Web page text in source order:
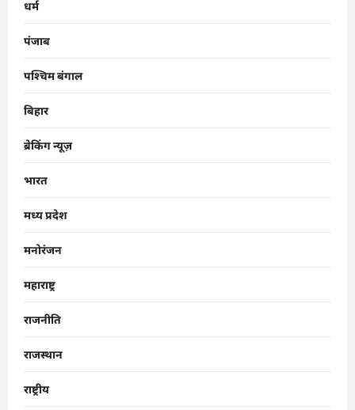
धर्म
पंजाब
पश्चिम बंगाल
बिहार
ब्रेकिंग न्यूज़
भारत
मध्य प्रदेश
मनोरंजन
महाराष्ट्र
राजनीति
राजस्थान
राष्ट्रीय